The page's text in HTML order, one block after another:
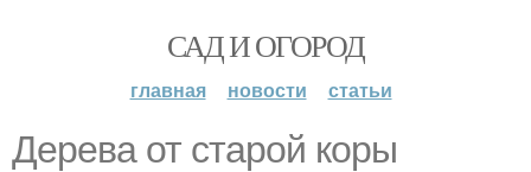
САД И ОГОРОД
главная новости статьи
Дерева от старой коры